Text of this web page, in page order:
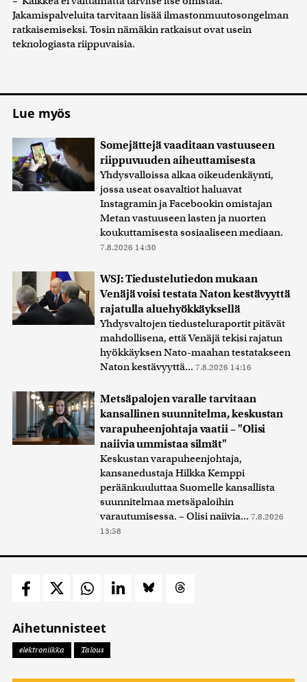
Jakamispalveluita tarvitaan lisää ilmastonmuutosongelman
ratkaisemiseksi. Tosin nämäkin ratkaisut ovat usein
teknologiasta riippuvaisia.
Lue myös
Somejättejä vaaditaan vastuuseen
riippuvuuden aiheuttamisesta
Yhdysvalloissa alkaa oikeudenkäynti,
jossa useat osavaltiot haluavat
Instagramin ja Facebookin omistajan
Metan vastuuseen lasten ja nuorten
koukuttamisesta sosiaaliseen mediaan.
7.8.2026 14:30
WSJ: Tiedustelutiedon mukaan
Venäjä voisi testata Naton kestävyyttä
rajatulla aluehyökkäyksellä
Yhdysvaltojen tiedusteluraportit pitävät
mahdollisena, että Venäjä tekisi rajatun
hyökkäyksen Nato-maahan testatakseen
Naton kestävyyttä... 7.8.2026 14:16
Metsäpalojen varalle tarvitaan
kansallinen suunnitelma, keskustan
varapuheenjohtaja vaatii – "Olisi
naiivia ummistaa silmät"
Keskustan varapuheenjohtaja,
kansanedustaja Hilkka Kemppi
peräänkuuluttaa Suomelle kansallista
suunnitelmaa metsäpaloihin
varautumisessa. – Olisi naiivia... 7.8.2026
13:58
Aihetunnisteet
elektroniikka Talous